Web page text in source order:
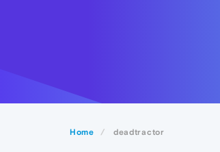
Home deadtractor